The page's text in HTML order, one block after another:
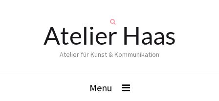
Atelier Haas
Atelier für Kunst & Kommunikation
Menu